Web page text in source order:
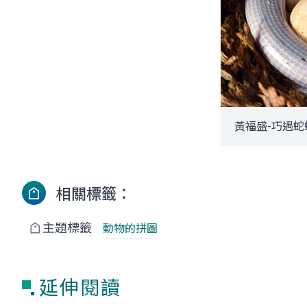
黃福盛-巧遇
相關標籤：
主題標籤 動物的拼圖
延伸閱讀